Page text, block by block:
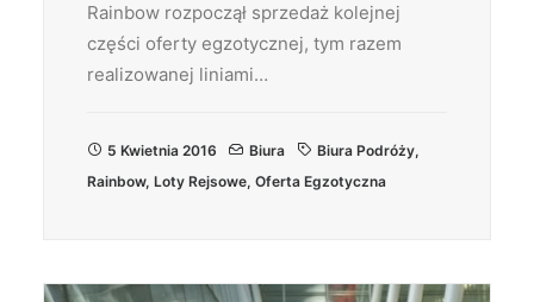
Rainbow rozpoczął sprzedaż kolejnej
części oferty egzotycznej, tym razem
realizowanej liniami…
5 Kwietnia 2016 Biura Biura Podróży,
Rainbow, Loty Rejsowe, Oferta Egzotyczna